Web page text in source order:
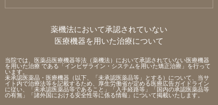
薬機法において承認されていない
医療機器を用いた治療について
当院では、医薬品医療機器等法（薬機法）において承認されていない医療機器
を用いた治療 である「インビザライン・システムを用いた矯正治療」を行って
います。
未承認医薬品・医療機器（以下、「未承認医薬品等」とする）について、当サ
イト内で治療法等を記載するため、厚生労働省が定める医療広告ガイドライン
に従い、「未承認医薬品等であること」「入手経路等」「国内の承認医薬品等
の有無」「諸外国における安全性等に係る情報」について掲載いたします。